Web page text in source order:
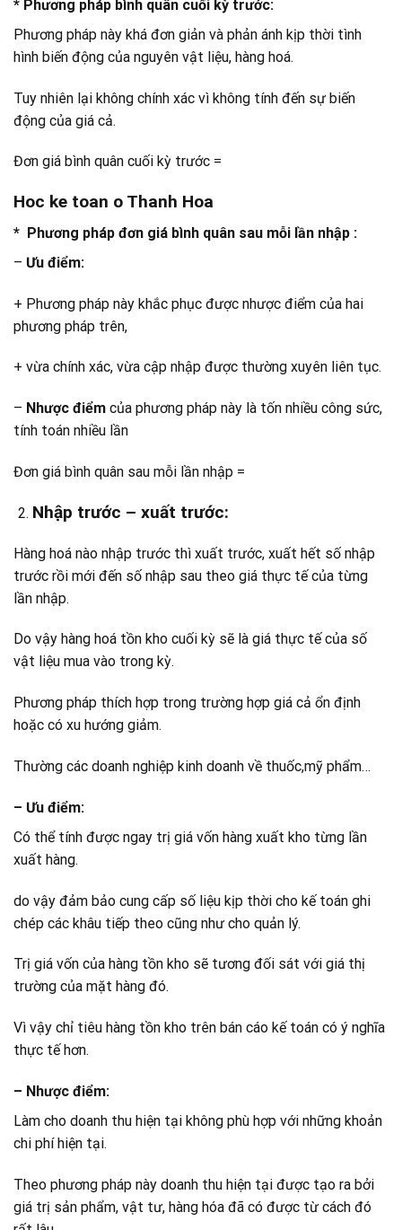
* Phương pháp bình quân cuối kỳ trước:
Phương pháp này khá đơn giản và phản ánh kịp thời tình
hình biến động của nguyên vật liệu, hàng hoá.
Tuy nhiên lại không chính xác vì không tính đến sự biến
động của giá cả.
Đơn giá bình quân cuối kỳ trước =
Hoc ke toan o Thanh Hoa
* Phương pháp đơn giá bình quân sau mỗi lần nhập :
– Ưu điểm:
+ Phương pháp này khắc phục được nhược điểm của hai
phương pháp trên,
+ vừa chính xác, vừa cập nhập được thường xuyên liên tục.
– Nhược điểm của phương pháp này là tốn nhiều công sức,
tính toán nhiều lần
Đơn giá bình quân sau mỗi lần nhập =
Nhập trước – xuất trước:
Hàng hoá nào nhập trước thì xuất trước, xuất hết số nhập
trước rồi mới đến số nhập sau theo giá thực tế của từng
lần nhập.
Do vậy hàng hoá tồn kho cuối kỳ sẽ là giá thực tế của số
vật liệu mua vào trong kỳ.
Phương pháp thích hợp trong trường hợp giá cả ổn định
hoặc có xu hướng giảm.
Thường các doanh nghiệp kinh doanh về thuốc,mỹ phẩm…
– Ưu điểm:
Có thể tính được ngay trị giá vốn hàng xuất kho từng lần
xuất hàng.
do vậy đảm bảo cung cấp số liệu kịp thời cho kế toán ghi
chép các khâu tiếp theo cũng như cho quản lý.
Trị giá vốn của hàng tồn kho sẽ tương đối sát với giá thị
trường của mặt hàng đó.
Vì vậy chỉ tiêu hàng tồn kho trên bán cáo kế toán có ý nghĩa
thực tế hơn.
– Nhược điểm:
Làm cho doanh thu hiện tại không phù hợp với những khoản
chi phí hiện tại.
Theo phương pháp này doanh thu hiện tại được tạo ra bởi
giá trị sản phẩm, vật tư, hàng hóa đã có được từ cách đó